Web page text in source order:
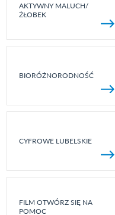
AKTYWNY MALUCH/
ŻŁOBEK
BIORÓŻNORODNOŚĆ
CYFROWE LUBELSKIE
FILM OTWÓRZ SIĘ NA
POMOC